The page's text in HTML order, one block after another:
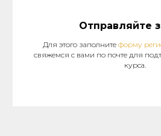
Отправляйте
Для этого заполните форму
свяжемся с вами по почте для
курса.